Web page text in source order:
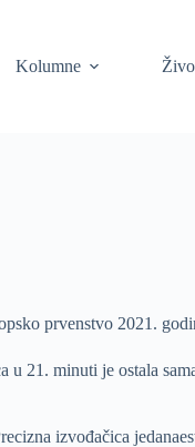
Kolumne
prvenstvo 2021.
21. minuti je ostala
izvođačica